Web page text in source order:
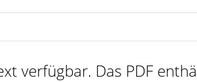
verfügbar. Das PDF